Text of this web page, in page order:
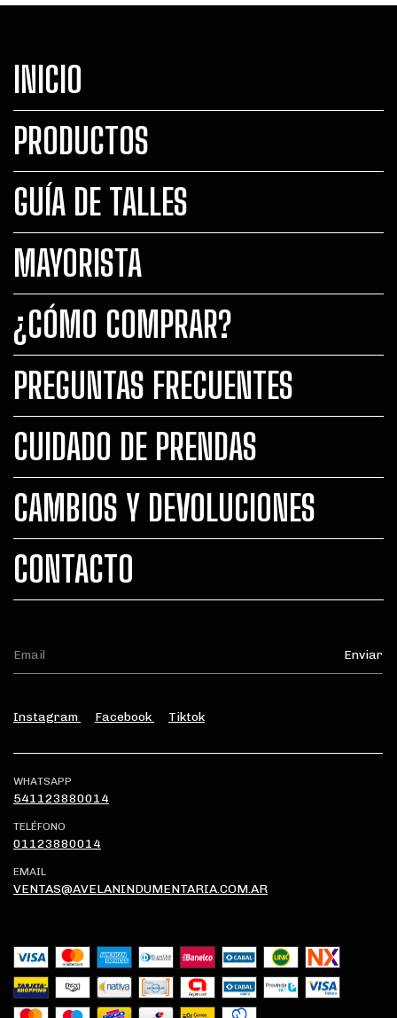
INICIO
PRODUCTOS
GUÍA DE TALLES
MAYORISTA
¿CÓMO COMPRAR?
PREGUNTAS FRECUENTES
CUIDADO DE PRENDAS
CAMBIOS Y DEVOLUCIONES
CONTACTO
Instagram Facebook Tiktok
WHATSAPP
541123880014
TELÉFONO
01123880014
EMAIL
VENTAS@AVELANINDUMENTARIA.COM.AR